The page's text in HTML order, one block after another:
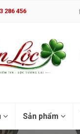
286 456
Sản phẩm